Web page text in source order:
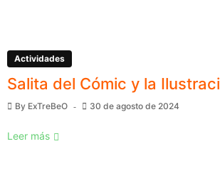
Actividades
Salita del Cómic y la
By ExTreBeO 30 de agosto de 2024
Leer más